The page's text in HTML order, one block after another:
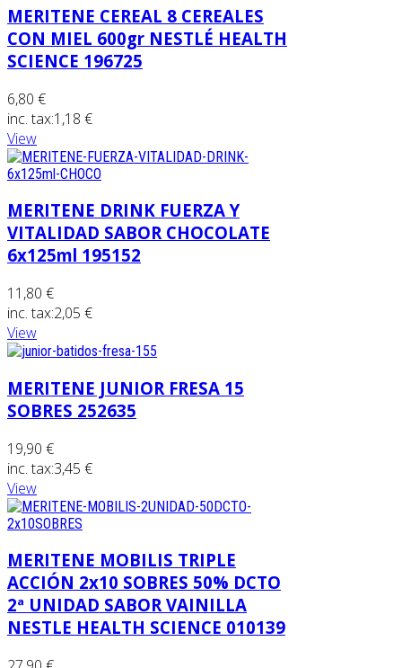
MERITENE CEREAL 8 CEREALES
CON MIEL 600gr NESTLÉ HEALTH
SCIENCE 196725
6,80 €
inc. tax:1,18 €
View
MERITENE DRINK FUERZA Y
VITALIDAD SABOR CHOCOLATE
6x125ml 195152
11,80 €
inc. tax:2,05 €
View
MERITENE JUNIOR FRESA 15
SOBRES 252635
19,90 €
inc. tax:3,45 €
View
MERITENE MOBILIS TRIPLE
ACCIÓN 2x10 SOBRES 50% DCTO
2ª UNIDAD SABOR VAINILLA
NESTLE HEALTH SCIENCE 010139